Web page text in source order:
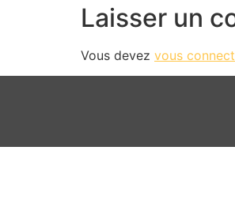
Laisser un
Vous devez vous